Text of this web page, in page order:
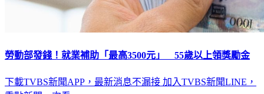
勞動部發錢！就業補助「最高3500元」 55歲以上領獎勵金
下載TVBS新聞APP，最新消息不漏接 加入TVBS新聞LINE，